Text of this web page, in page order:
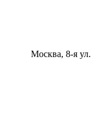
Москва, 8-я ул.